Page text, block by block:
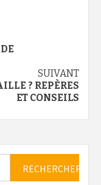
SUIVANT
? REPÈRES
ET CONSEILS